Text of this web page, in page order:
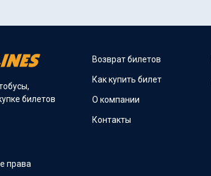
билетов
права
Возврат билетов
Как купить билет
О компании
Контакты